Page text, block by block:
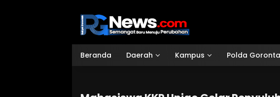
Beranda Daerah Kampus Polda